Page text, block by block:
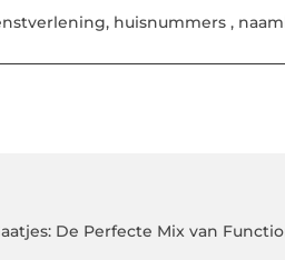
, huisnummers ,
De Perfecte Mix van